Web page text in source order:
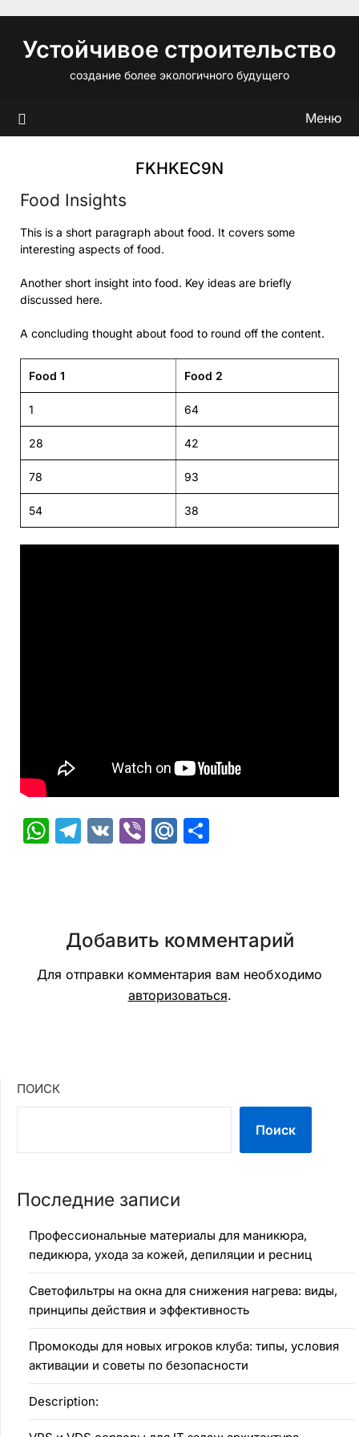
содержимому
Устойчивое строительство
создание более экологичного будущего
Меню
FKHKEC9N
Food Insights
This is a short paragraph about food. It covers some
interesting aspects of food.
Another short insight into food. Key ideas are briefly
discussed here.
A concluding thought about food to round off the content.
Food 1 Food 2
1 64
28 42
78 93
54 38
WhatsApp
Telegram
VK ViberMail.Ru
Добавить комментарий
Для отправки комментария вам необходимо
авторизоваться.
ПОИСК
Поиск
Последние записи
Профессиональные материалы для маникюра,
педикюра, ухода за кожей, депиляции и ресниц
Светофильтры на окна для снижения нагрева: виды,
принципы действия и эффективность
Промокоды для новых игроков клуба: типы, условия
активации и советы по безопасности
Description: